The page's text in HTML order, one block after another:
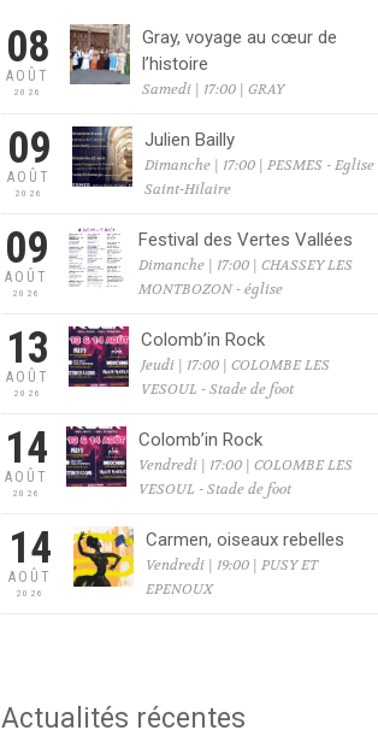
08
AOÛT
2026
Gray, voyage au cœur de
l’histoire
Samedi | 17:00 | GRAY
09
AOÛT
2026
Julien Bailly
Dimanche | 17:00 | PESMES - Eglise
Saint-Hilaire
09
AOÛT
2026
Festival des Vertes Vallées
Dimanche | 17:00 | CHASSEY LES
MONTBOZON - église
13
AOÛT
2026
Colomb’in Rock
Jeudi | 17:00 | COLOMBE LES
VESOUL - Stade de foot
14
AOÛT
2026
Colomb’in Rock
Vendredi | 17:00 | COLOMBE LES
VESOUL - Stade de foot
14
AOÛT
2026
Carmen, oiseaux rebelles
Vendredi | 19:00 | PUSY ET
EPENOUX
Actualités récentes